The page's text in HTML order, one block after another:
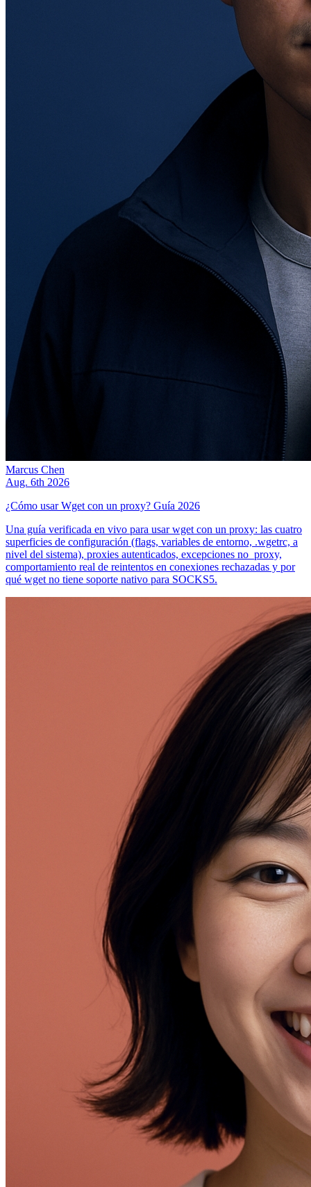
Marcus Chen
Aug. 6th 2026
¿Cómo usar Wget con un proxy? Guía 2026
Una guía verificada en vivo para usar wget con un proxy: las cuatro
superficies de configuración (flags, variables de entorno, .wgetrc, a
nivel del sistema), proxies autenticados, excepciones no_proxy,
comportamiento real de reintentos en conexiones rechazadas y por
qué wget no tiene soporte nativo para SOCKS5.